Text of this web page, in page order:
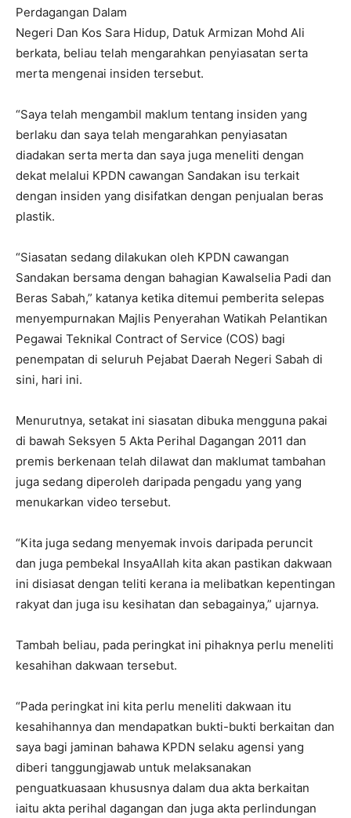
Perdagangan Dalam
Negeri Dan Kos Sara Hidup, Datuk Armizan Mohd Ali
berkata, beliau telah mengarahkan penyiasatan serta
merta mengenai insiden tersebut.
“Saya telah mengambil maklum tentang insiden yang
berlaku dan saya telah mengarahkan penyiasatan
diadakan serta merta dan saya juga meneliti dengan
dekat melalui KPDN cawangan Sandakan isu terkait
dengan insiden yang disifatkan dengan penjualan beras
plastik.
“Siasatan sedang dilakukan oleh KPDN cawangan
Sandakan bersama dengan bahagian Kawalselia Padi dan
Beras Sabah,” katanya ketika ditemui pemberita selepas
menyempurnakan Majlis Penyerahan Watikah Pelantikan
Pegawai Teknikal Contract of Service (COS) bagi
penempatan di seluruh Pejabat Daerah Negeri Sabah di
sini, hari ini.
Menurutnya, setakat ini siasatan dibuka mengguna pakai
di bawah Seksyen 5 Akta Perihal Dagangan 2011 dan
premis berkenaan telah dilawat dan maklumat tambahan
juga sedang diperoleh daripada pengadu yang yang
menukarkan video tersebut.
“Kita juga sedang menyemak invois daripada peruncit
dan juga pembekal InsyaAllah kita akan pastikan dakwaan
ini disiasat dengan teliti kerana ia melibatkan kepentingan
rakyat dan juga isu kesihatan dan sebagainya,” ujarnya.
Tambah beliau, pada peringkat ini pihaknya perlu meneliti
kesahihan dakwaan tersebut.
“Pada peringkat ini kita perlu meneliti dakwaan itu
kesahihannya dan mendapatkan bukti-bukti berkaitan dan
saya bagi jaminan bahawa KPDN selaku agensi yang
diberi tanggungjawab untuk melaksanakan
penguatkuasaan khususnya dalam dua akta berkaitan
iaitu akta perihal dagangan dan juga akta perlindungan